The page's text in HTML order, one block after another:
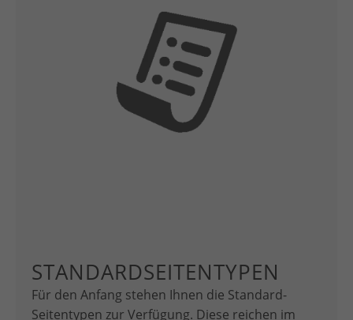
STANDARDSEITENTYPEN
Für den Anfang stehen Ihnen die Standard-
Seitentypen zur Verfügung. Diese reichen im